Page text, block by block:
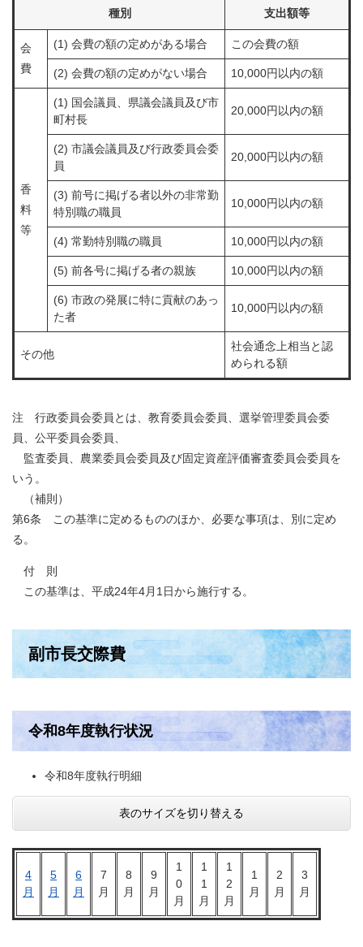
種別 支出額等
会
費
(1) 会費の額の定めがある場合 この会費の額
(2) 会費の額の定めがない場合 10,000円以内の額
香
料
等
(1) 国会議員、県議会議員及び市
町村長
20,000円以内の額
(2) 市議会議員及び行政委員会委
員
20,000円以内の額
(3) 前号に掲げる者以外の非常勤
特別職の職員
10,000円以内の額
(4) 常勤特別職の職員 10,000円以内の額
(5) 前各号に掲げる者の親族 10,000円以内の額
(6) 市政の発展に特に貢献のあっ
た者
10,000円以内の額
その他
社会通念上相当と認
められる額
注 行政委員会委員とは、教育委員会委員、選挙管理委員会委
員、公平委員会委員、
監査委員、農業委員会委員及び固定資産評価審査委員会委員を
いう。
（補則）
第6条 この基準に定めるもののほか、必要な事項は、別に定め
る。
付 則
この基準は、平成24年4月1日から施行する。
副市長交際費
令和8年度執行状況
令和8年度執行明細
表のサイズを切り替える
4
月
5
月
6
月
7
月
8
月
9
月
1
0
月
1
1
月
1
2
月
1
月
2
月
3
月